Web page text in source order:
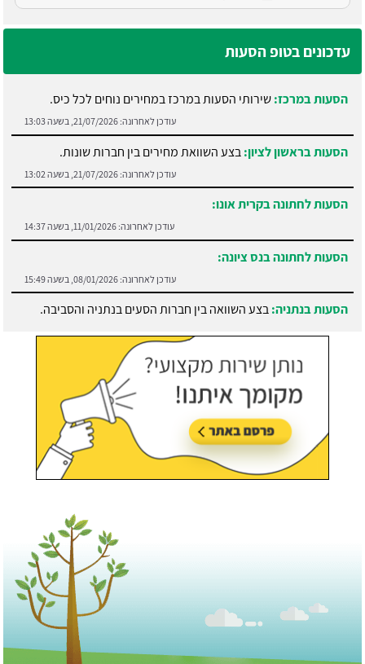
עדכונים בטופ הסעות
הסעות במרכז:שירותי הסעות במרכז במחירים נוחים לכל כיס.
עודכן לאחרונה: 21/07/2026, בשעה 13:03
הסעות בראשון לציון:בצע השוואת מחירים בין חברות שונות.
עודכן לאחרונה: 21/07/2026, בשעה 13:02
הסעות לחתונה בקרית אונו:
עודכן לאחרונה: 11/01/2026, בשעה 14:37
הסעות לחתונה בנס ציונה:
עודכן לאחרונה: 08/01/2026, בשעה 15:49
הסעות בנתניה:בצע השוואה בין חברות הסעים בנתניה והסביבה.